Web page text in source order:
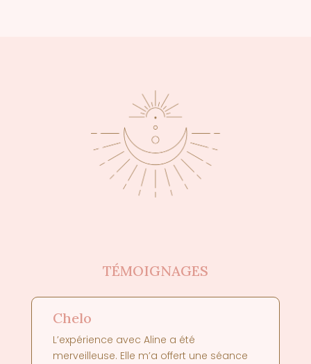
TÉMOIGNAGES
Chelo
L’expérience avec Aline a été
merveilleuse. Elle m’a offert une séance